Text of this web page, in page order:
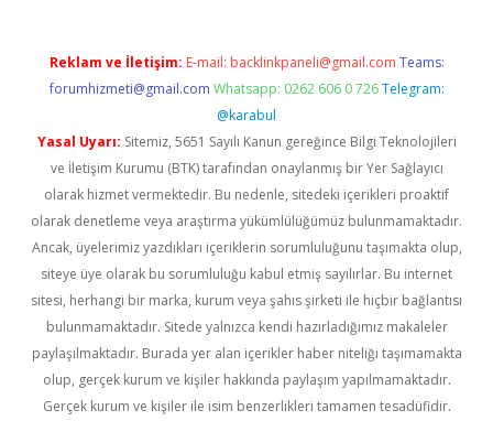
Reklam ve İletişim: E-mail: backlinkpaneli@gmail.com Teams:
forumhizmeti@gmail.com Whatsapp: 0262 606 0 726 Telegram:
@karabul
Yasal Uyarı: Sitemiz, 5651 Sayılı Kanun gereğince Bilgi Teknolojileri
ve İletişim Kurumu (BTK) tarafından onaylanmış bir Yer Sağlayıcı
olarak hizmet vermektedir. Bu nedenle, sitedeki içerikleri proaktif
olarak denetleme veya araştırma yükümlülüğümüz bulunmamaktadır.
Ancak, üyelerimiz yazdıkları içeriklerin sorumluluğunu taşımakta olup,
siteye üye olarak bu sorumluluğu kabul etmiş sayılırlar. Bu internet
sitesi, herhangi bir marka, kurum veya şahıs şirketi ile hiçbir bağlantısı
bulunmamaktadır. Sitede yalnızca kendi hazırladığımız makaleler
paylaşılmaktadır. Burada yer alan içerikler haber niteliği taşımamakta
olup, gerçek kurum ve kişiler hakkında paylaşım yapılmamaktadır.
Gerçek kurum ve kişiler ile isim benzerlikleri tamamen tesadüfidir.